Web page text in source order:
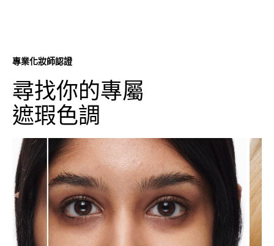
專業化妝師認證
尋找你的專屬
遮瑕色調